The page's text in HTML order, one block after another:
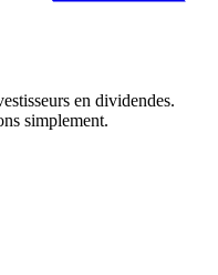
en dividendes.
simplement.